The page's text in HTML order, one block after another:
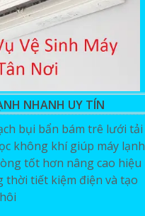
NHANH UY TÍN
bụi bẩn bám trê lưới tải
không khí giúp máy lạnh
tốt hơn nâng cao hiệu
thời tiết kiệm điện và tạo